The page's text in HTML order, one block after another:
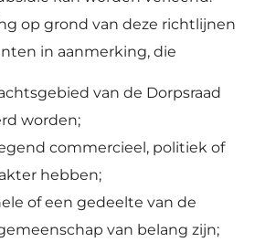
op grond van deze richtlijnen
in aanmerking, die
van de Dorpsraad
worden;
commercieel, politiek of
hebben;
of een gedeelte van de
van belang zijn;